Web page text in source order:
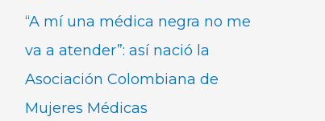
“A mí una médica negra no me
va a atender”: así nació la
Asociación Colombiana de
Mujeres Médicas